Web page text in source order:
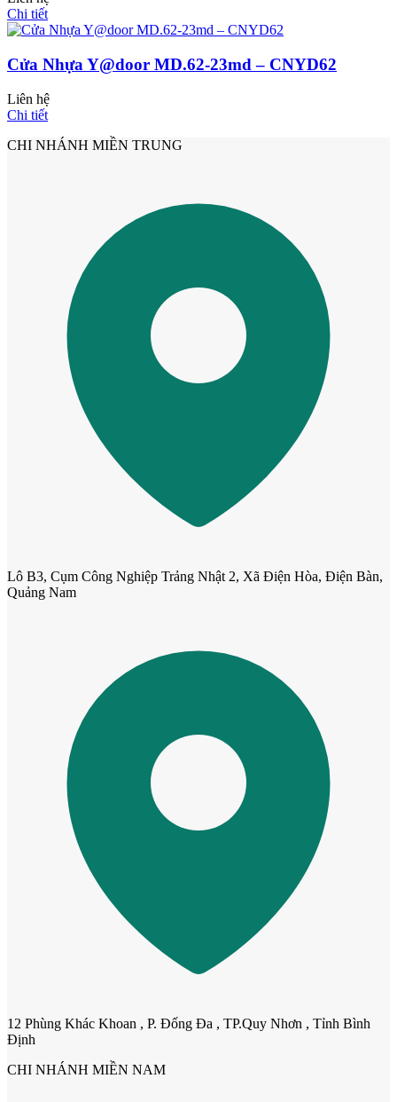
Cửa Nhựa Gỗ Sungyu Đài Loan
Cửa Nhựa Y@door
Chi tiết
Cửa Nhựa Y@door MD.62-23md – CNYD62
Liên hệ
Chi tiết
CHI NHÁNH MIỀN TRUNG
Lô B3, Cụm Công Nghiệp Trảng Nhật 2, Xã Điện Hòa, Điện Bàn,
Quảng Nam
12 Phùng Khác Khoan , P. Đống Đa , TP.Quy Nhơn , Tỉnh Bình
Định
CHI NHÁNH MIỀN NAM